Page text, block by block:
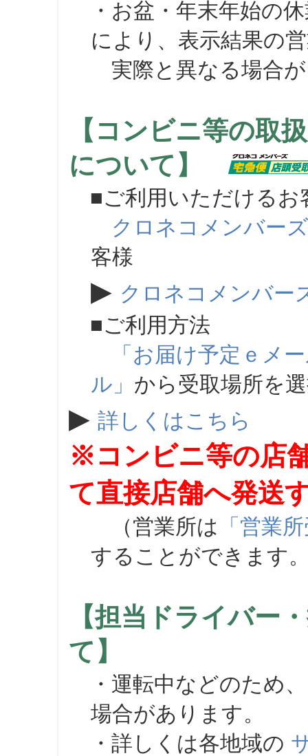
・お盆・年末年始の
により、表示結果の
実際と異なる場合が
【コンビニ等の取
について】
■ご利用いただけるお
クロネコメンバーズ
客様
▶ クロネコメンバー
■ご利用方法
「お届け予定ｅメ
ル」 から受取場所を
▶ 詳しくはこちら
※コンビニ等の店
て直接店舗へ発送
（営業所は 「営業
することができます
【担当ドライバー
て】
・運転中などのため
場合があります。
・詳しくは各地域の